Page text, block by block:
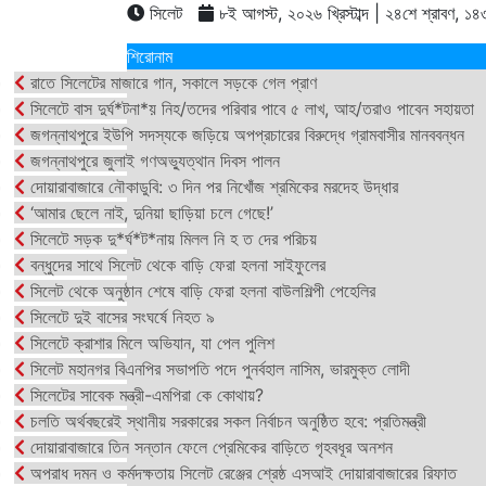
সিলেট
৮ই আগস্ট, ২০২৬ খ্রিস্টাব্দ | ২৪শে শ্রাবণ,
শিরোনাম
রাতে সিলেটের মাজারে গান, সকালে সড়কে গেল প্রাণ
সিলেটে বাস দুর্ঘ*টনা*য় নিহ/তদের পরিবার পাবে ৫ লাখ, আহ/তরাও পাবেন সহায়তা
জগন্নাথপুরে ইউপি সদস্যকে জড়িয়ে অপপ্রচারের বিরুদ্ধে গ্রামবাসীর মানববন্ধন
জগন্নাথপুরে জুলাই গণঅভ্যুত্থান দিবস পালন
দোয়ারাবাজারে নৌকাডুবি: ৩ দিন পর নিখোঁজ শ্রমিকের মরদেহ উদ্ধার
‘আমার ছেলে নাই, দুনিয়া ছাড়িয়া চলে গেছে!’
সিলেটে সড়ক দু*র্ঘ*ট*নায় মিলল নি হ ত দের পরিচয়
বন্ধুদের সাথে সিলেট থেকে বাড়ি ফেরা হলনা সাইফুলের
সিলেট থেকে অনুষ্ঠান শেষে বাড়ি ফেরা হলনা বাউলশিল্পী পেহেলির
সিলেটে দুই বাসের সংঘর্ষে নিহত ৯
সিলেটে ক্রাশার মিলে অভিযান, যা পেল পুলিশ
সিলেট মহানগর বিএনপির সভাপতি পদে পুনর্বহাল নাসিম, ভারমুক্ত লোদী
সিলেটের সাবেক মন্ত্রী-এমপিরা কে কোথায়?
চলতি অর্থবছরেই স্থানীয় সরকারের সকল নির্বাচন অনুষ্ঠিত হবে: প্রতিমন্ত্রী
দোয়ারাবাজারে তিন সন্তান ফেলে প্রেমিকের বাড়িতে গৃহবধূর অনশন
অপরাধ দমন ও কর্মদক্ষতায় সিলেট রেঞ্জের শ্রেষ্ঠ এসআই দোয়ারাবাজারের রিফাত